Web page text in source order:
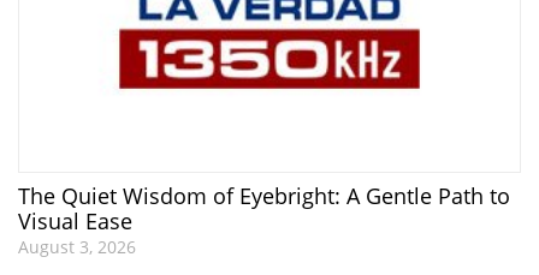
The Quiet Wisdom of Eyebright: A Gentle Path to
Visual Ease
August 3, 2026